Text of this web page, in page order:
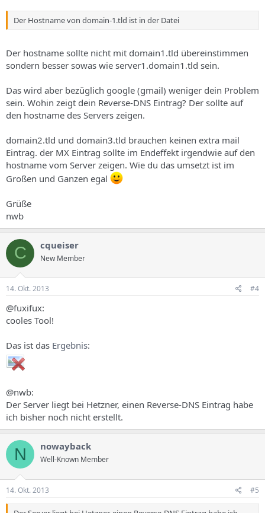
Der Hostname von domain-1.tld ist in der Datei
Der hostname sollte nicht mit domain1.tld übereinstimmen
sondern besser sowas wie server1.domain1.tld sein.
Das wird aber bezüglich google (gmail) weniger dein Problem
sein. Wohin zeigt dein Reverse-DNS Eintrag? Der sollte auf
den hostname des Servers zeigen.
domain2.tld und domain3.tld brauchen keinen extra mail
Eintrag. der MX Eintrag sollte im Endeffekt irgendwie auf den
hostname vom Server zeigen. Wie du das umsetzt ist im
Großen und Ganzen egal
Grüße
nwb
C cqueiser
New Member
14. Okt. 2013 #4
@fuxifux:
cooles Tool!
Das ist das Ergebnis:
@nwb:
Der Server liegt bei Hetzner, einen Reverse-DNS Eintrag habe
ich bisher noch nicht erstellt.
N nowayback
Well-Known Member
14. Okt. 2013 #5